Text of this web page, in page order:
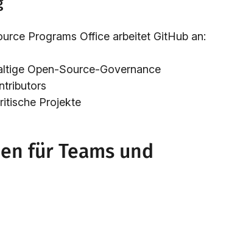
Programs Office arbeitet GitHub an:
Open-Source-Governance
Projekte
für Teams und